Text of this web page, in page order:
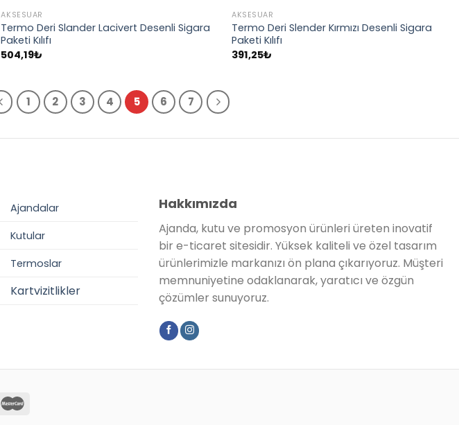
AKSESUAR
Termo Deri Slander Lacivert Desenli Sigara
Paketi Kılıfı
504,19₺
AKSESUAR
Termo Deri Slender Kırmızı Desenli Sigara
Paketi Kılıfı
391,25₺
1 2 3 4 5 6 7
Ajandalar
Kutular
Termoslar
Kartvizitlikler
Hakkımızda
Ajanda, kutu ve promosyon ürünleri üreten inovatif
bir e-ticaret sitesidir. Yüksek kaliteli ve özel tasarım
ürünlerimizle markanızı ön plana çıkarıyoruz. Müşteri
memnuniyetine odaklanarak, yaratıcı ve özgün
çözümler sunuyoruz.